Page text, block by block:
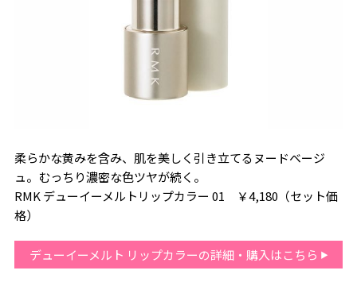
柔らかな黄みを含み、肌を美しく引き立てるヌードベージ
ュ。むっちり濃密な色ツヤが続く。
RMK デューイーメルトリップカラー 01 ￥4,180（セット価
格）
デューイーメルト リップカラーの詳細・購入はこちら